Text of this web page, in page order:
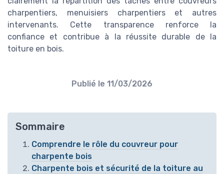
charpentiers, menuisiers charpentiers et autres
intervenants. Cette transparence renforce la
confiance et contribue à la réussite durable de la
toiture en bois.
Publié le 11/03/2026
Sommaire
Comprendre le rôle du couvreur pour
charpente bois
Charpente bois et sécurité de la toiture au